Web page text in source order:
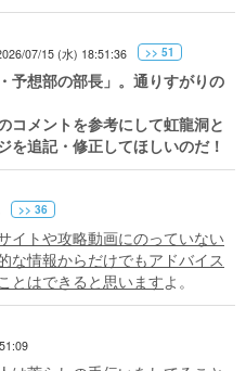
07/15 (水) 18:51:36 >> 51
予想部の部長」。通りすがりの
メントを参考にして虹龍洞と
を追記・修正してほしいのだ！
>> 36
イトや攻略動画にのっていない
な情報からだけでもアドバイス
とはできると思いますよ。